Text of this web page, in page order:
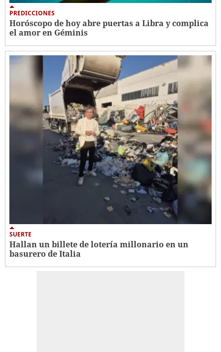
PREDICCIONES
Horóscopo de hoy abre puertas a Libra y complica
el amor en Géminis
SUERTE
Hallan un billete de lotería millonario en un
basurero de Italia